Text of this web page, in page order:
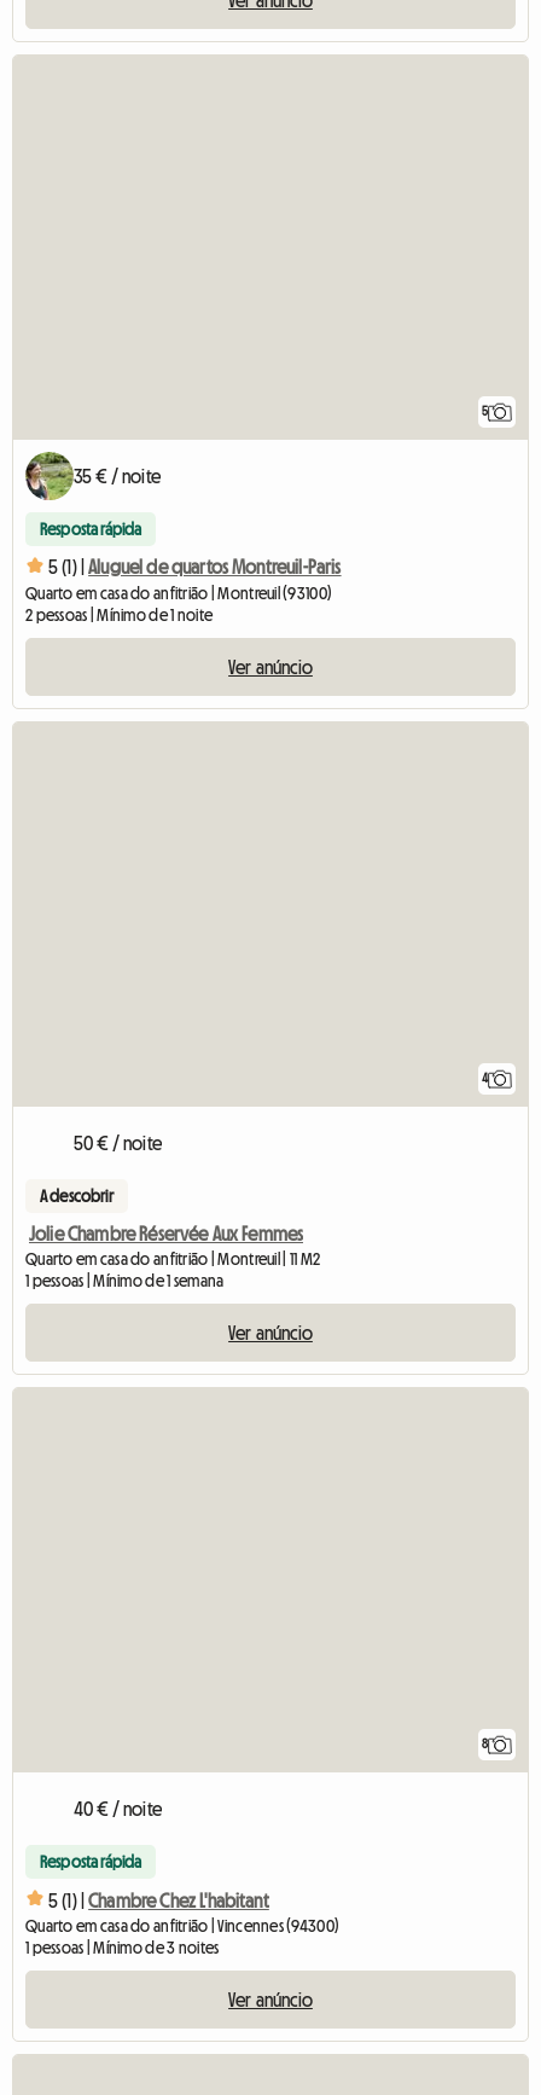
5
35 € / noite
Resposta rápida
5 (1) | Aluguel de quartos Montreuil-Paris
Quarto em casa do anfitrião | Montreuil (93100)
2 pessoas | Mínimo de 1 noite
Ver anúncio
4
50 € / noite
A descobrir
Jolie Chambre Réservée Aux Femmes
Quarto em casa do anfitrião | Montreuil | 11 M2
1 pessoas | Mínimo de 1 semana
Ver anúncio
8
40 € / noite
Resposta rápida
5 (1) | Chambre Chez L'habitant
Quarto em casa do anfitrião | Vincennes (94300)
1 pessoas | Mínimo de 3 noites
Ver anúncio